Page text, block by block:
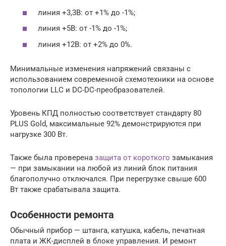
линия +3,3В: от +1% до -1%;
линия +5В: от -1% до -1%;
линия +12В: от +2% до 0%.
Минимальные изменения напряжений связаны с
использованием современной схемотехники на основе
топологии LLC и DC-DC-преобразователей.
Уровень КПД полностью соответствует стандарту 80
PLUS Gold, максимальные 92% демонстрируются при
нагрузке 300 Вт.
Также была проверена защита от короткого замыкания
— при замыкании на любой из линий блок питания
благополучно отключался. При перегрузке свыше 600
Вт также срабатывала защита.
Особенности ремонта
Обычный прибор — штанга, катушка, кабель, печатная
плата и ЖК-дисплей в блоке управления. И ремонт